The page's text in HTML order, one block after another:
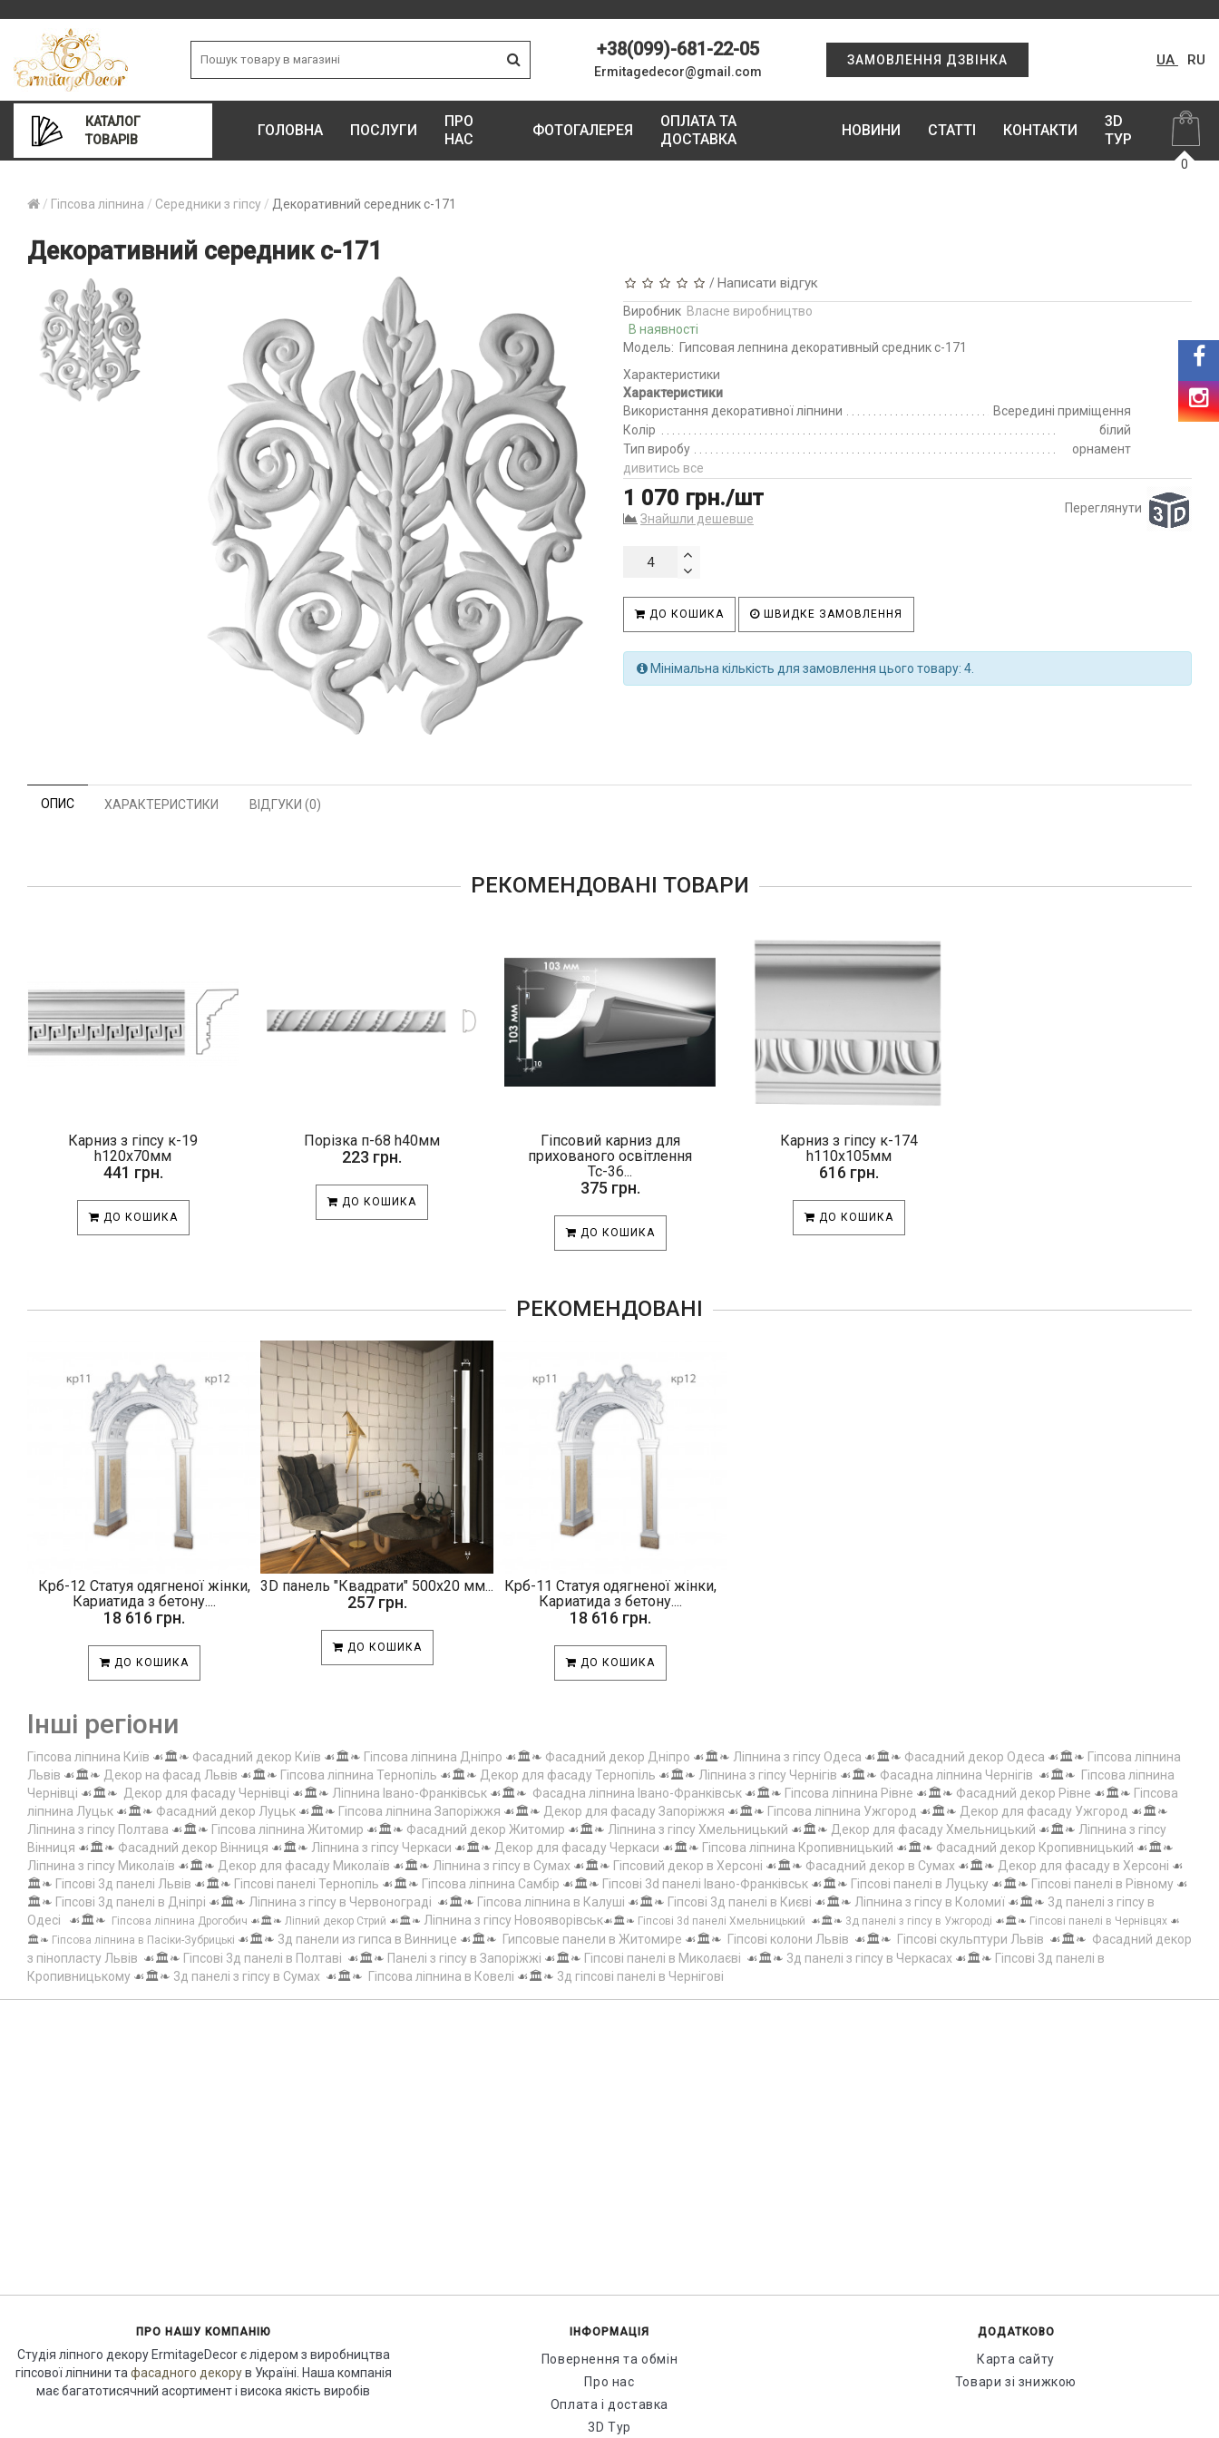
+38(099)-681-22-05
Ermitagedecor@gmail.com
ЗАМОВЛЕННЯ ДЗВІНКА UA RU
КАТАЛОГ
ТОВАРІВ
ГОЛОВНА ПОСЛУГИ
ПРО
НАС
ФОТОГАЛЕРЕЯ
ОПЛАТА ТА
ДОСТАВКА
НОВИНИ СТАТТІ КОНТАКТИ
3D
ТУР
0
Гіпсова ліпнина Середники з гіпсу Декоративний середник с-171
Декоративний середник с-171
/Написати відгук
Виробник Власне виробництво
В наявності
Модель: Гипсовая лепнина декоративный средник с-171
Характеристики
Характеристики
Використання декоративної ліпнини
Всередині приміщення
Колір
білий
Тип виробу
орнамент
дивитись все
1 070 грн./шт
Знайшли дешевше
Переглянути
ДО КОШИКА ШВИДКЕ ЗАМОВЛЕННЯ
Мінімальна кількість для замовлення цього товару: 4.
ОПИС ХАРАКТЕРИСТИКИ ВІДГУКИ (0)
РЕКОМЕНДОВАНІ ТОВАРИ
Карниз з гіпсу к-19
h120х70мм
441 грн.
ДО КОШИКА
Порізка п-68 h40мм
223 грн.
ДО КОШИКА
Гіпсовий карниз для
прихованого освітлення
Тс-36...
375 грн.
ДО КОШИКА
Карниз з гіпсу к-174
h110х105мм
616 грн.
ДО КОШИКА
РЕКОМЕНДОВАНІ
Крб-12 Статуя одягненої жінки,
Кариатида з бетону....
18 616 грн.
ДО КОШИКА
3D панель "Квадрати" 500х20 мм...
257 грн.
ДО КОШИКА
Крб-11 Статуя одягненої жінки,
Кариатида з бетону....
18 616 грн.
ДО КОШИКА
Інші регіони
Гіпсова ліпнина Київ ☙🏛️❧ Фасадний декор Київ ☙🏛️❧ Гіпсова ліпнина Дніпро ☙🏛️❧ Фасадний декор Дніпро ☙🏛️❧ Ліпнина з гіпсу Одеса ☙🏛️❧ Фасадний декор Одеса ☙🏛️❧ Гіпсова ліпнина
Львів ☙🏛️❧ Декор на фасад Львів ☙🏛️❧ Гіпсова ліпнина Тернопіль ☙🏛️❧ Декор для фасаду Тернопіль ☙🏛️❧ Ліпнина з гіпсу Чернігів ☙🏛️❧ Фасадна ліпнина Чернігів ☙🏛️❧ Гіпсова ліпнина
Чернівці ☙🏛️❧ Декор для фасаду Чернівці ☙🏛️❧ Ліпнина Івано-Франківськ ☙🏛️❧ Фасадна ліпнина Івано-Франківськ ☙🏛️❧ Гіпсова ліпнина Рівне ☙🏛️❧ Фасадний декор Рівне ☙🏛️❧ Гіпсова
ліпнина Луцьк ☙🏛️❧ Фасадний декор Луцьк ☙🏛️❧ Гіпсова ліпнина Запоріжжя ☙🏛️❧ Декор для фасаду Запоріжжя ☙🏛️❧ Гіпсова ліпнина Ужгород ☙🏛️❧ Декор для фасаду Ужгород ☙🏛️❧
Ліпнина з гіпсу Полтава ☙🏛️❧ Гіпсова ліпнина Житомир ☙🏛️❧ Фасадний декор Житомир ☙🏛️❧ Ліпнина з гіпсу Хмельницький ☙🏛️❧ Декор для фасаду Хмельницький ☙🏛️❧ Ліпнина з гіпсу
Вінниця ☙🏛️❧ Фасадний декор Вінниця ☙🏛️❧ Ліпнина з гіпсу Черкаси ☙🏛️❧ Декор для фасаду Черкаси ☙🏛️❧ Гіпсова ліпнина Кропивницький ☙🏛️❧ Фасадний декор Кропивницький ☙🏛️❧
Ліпнина з гіпсу Миколаїв ☙🏛️❧ Декор для фасаду Миколаїв ☙🏛️❧ Ліпнина з гіпсу в Сумах ☙🏛️❧ Гіпсовий декор в Херсоні ☙🏛️❧ Фасадний декор в Сумах ☙🏛️❧ Декор для фасаду в Херсоні ☙
🏛️❧ Гіпсові 3д панелі Львів ☙🏛️❧ Гіпсові панелі Тернопіль ☙🏛️❧ Гіпсова ліпнина Самбір ☙🏛️❧ Гіпсові 3d панелі Івано-Франківськ ☙🏛️❧ Гіпсові панелі в Луцьку ☙🏛️❧ Гіпсові панелі в Рівному ☙
🏛️❧ Гіпсові 3д панелі в Дніпрі ☙🏛️❧ Ліпнина з гіпсу в Червонограді ☙🏛️❧ Гіпсова ліпнина в Калуші ☙🏛️❧ Гіпсові 3д панелі в Києві ☙🏛️❧ Ліпнина з гіпсу в Коломиї ☙🏛️❧ 3д панелі з гіпсу в
Одесі ☙🏛️❧ Гіпсова ліпнина Дрогобич ☙🏛️❧ Ліпний декор Стрий ☙🏛️❧ Ліпнина з гіпсу Новояворівськ☙🏛️❧ Гіпсові 3d панелі Хмельницький ☙🏛️❧ 3д панелі з гіпсу в Ужгороді ☙🏛️❧ Гіпсові панелі в Чернівцях ☙
🏛️❧ Гіпсова ліпнина в Пасіки-Зубрицькі ☙🏛️❧ 3д панели из гипса в Виннице ☙🏛️❧ Гипсовые панели в Житомире ☙🏛️❧ Гіпсові колони Львів ☙🏛️❧ Гіпсові скульптури Львів ☙🏛️❧ Фасадний декор
з пінопласту Львів ☙🏛️❧ Гіпсові 3д панелі в Полтаві ☙🏛️❧ Панелі з гіпсу в Запоріжжі ☙🏛️❧ Гіпсові панелі в Миколаєві ☙🏛️❧ 3д панелі з гіпсу в Черкасах ☙🏛️❧ Гіпсові 3д панелі в
Кропивницькому ☙🏛️❧ 3д панелі з гіпсу в Сумах ☙🏛️❧ Гіпсова ліпнина в Ковелі ☙🏛️❧ 3д гіпсові панелі в Чернігові
ПРО НАШУ КОМПАНІЮ
Студія ліпного декору ErmitageDecor є лідером з виробництва
гіпсової ліпнини та фасадного декорув Україні. Наша компанія
має багатотисячний асортимент і висока якість виробів
ІНФОРМАЦІЯ
Повернення та обмін
Про нас
Оплата і доставка
3D Тур
ДОДАТКОВО
Карта сайту
Товари зі знижкою